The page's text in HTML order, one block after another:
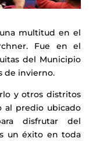
multitud en el
Fue en el
del Municipio
de invierno.
y otros distritos
al predio ubicado
disfrutar del
un éxito en toda